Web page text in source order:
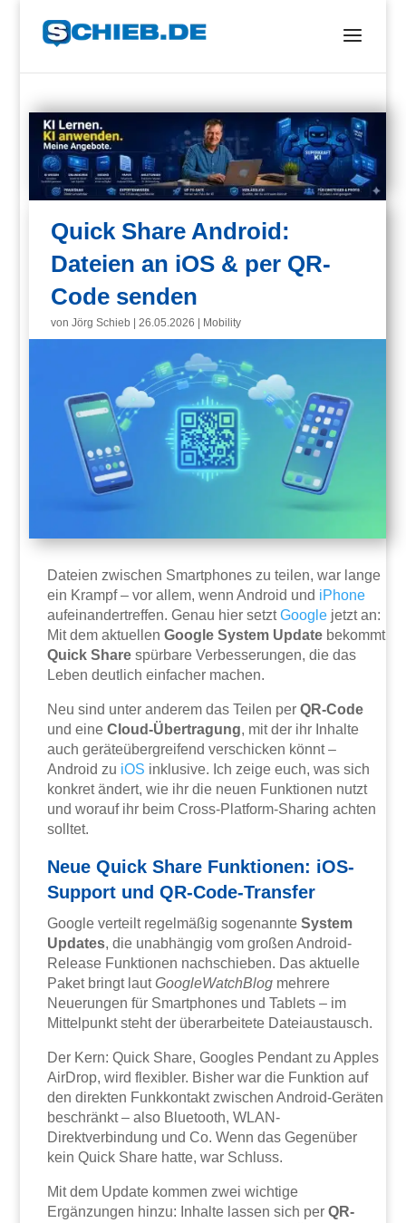
Quick Share Android:
Dateien an iOS & per QR-
Code senden
vonJörg Schieb |26.05.2026 Mobility
Dateien zwischen Smartphones zu teilen, war lange
ein Krampf – vor allem, wenn Android und iPhone
aufeinandertreffen. Genau hier setztGoogle jetzt an:
Mit dem aktuellenGoogle System Update bekommt
Quick Share spürbare Verbesserungen, die das
Leben deutlich einfacher machen.
Neu sind unter anderem das Teilen perQR-Code
und eineCloud-Übertragung, mit der ihr Inhalte
auch geräteübergreifend verschicken könnt –
Android zu iOS inklusive. Ich zeige euch, was sich
konkret ändert, wie ihr die neuen Funktionen nutzt
und worauf ihr beim Cross-Platform-Sharing achten
solltet.
Neue Quick Share Funktionen: iOS-
Support und QR-Code-Transfer
Google verteilt regelmäßig sogenannteSystem
Updates, die unabhängig vom großen Android-
Release Funktionen nachschieben. Das aktuelle
Paket bringt lautGoogleWatchBlog mehrere
Neuerungen für Smartphones und Tablets – im
Mittelpunkt steht der überarbeitete Dateiaustausch.
Der Kern: Quick Share, Googles Pendant zu Apples
AirDrop, wird flexibler. Bisher war die Funktion auf
den direkten Funkkontakt zwischen Android-Geräten
beschränkt – also Bluetooth, WLAN-
Direktverbindung und Co. Wenn das Gegenüber
kein Quick Share hatte, war Schluss.
Mit dem Update kommen zwei wichtige
Ergänzungen hinzu: Inhalte lassen sich perQR-